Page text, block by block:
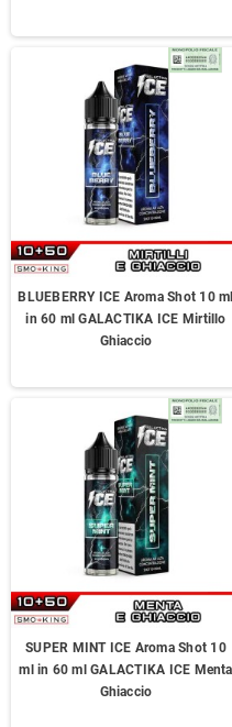
BLUEBERRY ICE Aroma Shot 10 ml
in 60 ml GALACTIKA ICE Mirtillo
Ghiaccio
SUPER MINT ICE Aroma Shot 10
ml in 60 ml GALACTIKA ICE Menta
Ghiaccio